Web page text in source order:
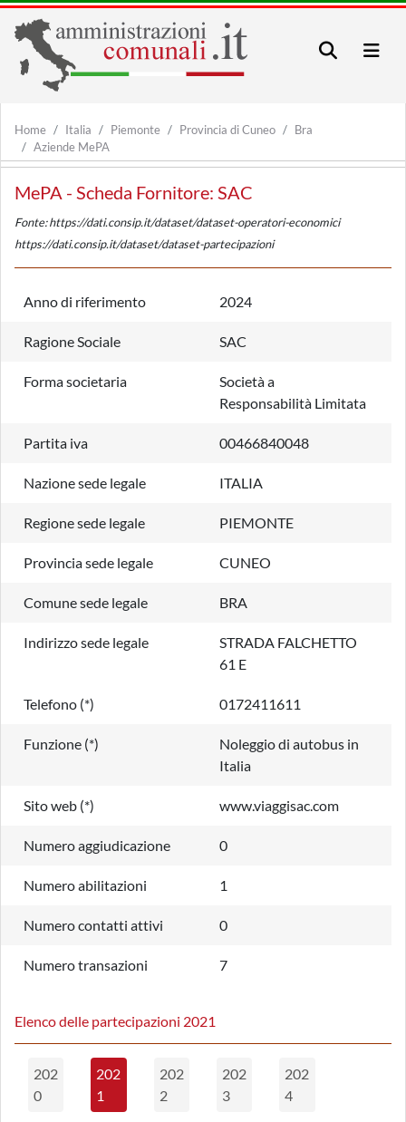
Home Italia Piemonte Provincia di Cuneo
Bra
Aziende MePA
MePA - Scheda Fornitore: SAC
Fonte: https://dati.consip.it/dataset/dataset-operatori-economici
https://dati.consip.it/dataset/dataset-partecipazioni
Anno di riferimento 2024
Ragione Sociale SAC
Forma societaria
Società a
Responsabilità Limitata
Partita iva 00466840048
Nazione sede legale ITALIA
Regione sede legale PIEMONTE
Provincia sede legale CUNEO
Comune sede legale BRA
Indirizzo sede legale
STRADA FALCHETTO
61 E
Telefono (*) 0172411611
Funzione (*)
Noleggio di autobus in
Italia
Sito web (*) www.viaggisac.com
Numero aggiudicazione 0
Numero abilitazioni 1
Numero contatti attivi 0
Numero transazioni 7
Elenco delle partecipazioni 2021
202
0
202
1
202
2
202
3
202
4